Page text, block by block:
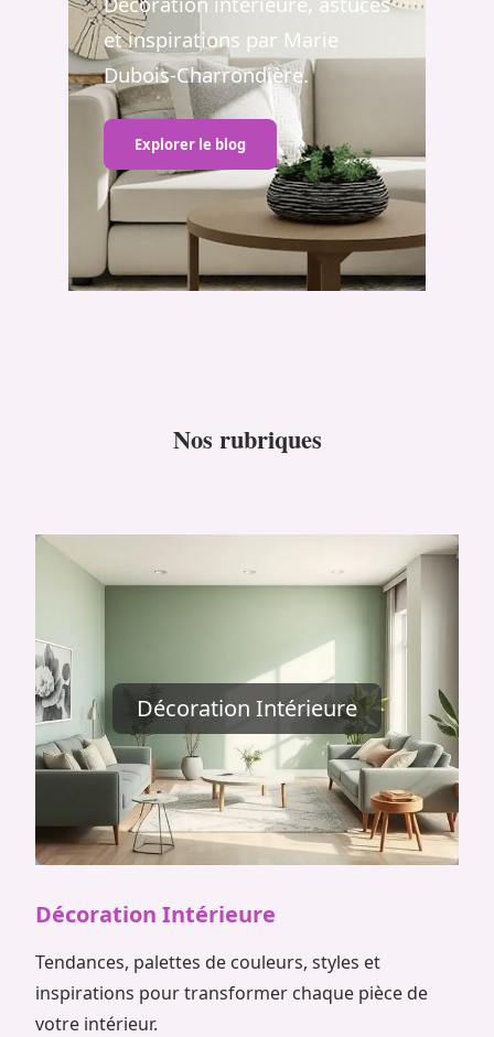
et inspirations par Marie
Dubois-Charrondière.
Explorer le blog
Nos rubriques
Décoration Intérieure
Décoration Intérieure
Tendances, palettes de couleurs, styles et
inspirations pour transformer chaque pièce de
votre intérieur.